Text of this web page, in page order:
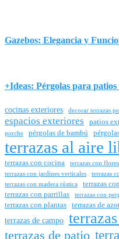
Gazebos: Elegancia y
+Ideas: Pérgolas para patios
cocinas exteriores decorar terrazas
espacios exteriores patios
porche pérgolas de bambú
terrazas al aire
terrazas con cocina terrazas con flores
terrazas con jardines verticales terrazas
terrazas con madera rústica terrazas
terrazas con parrillas terrazas con
terrazas con plantas terrazas de
terrazas de campo
terrazas de patio